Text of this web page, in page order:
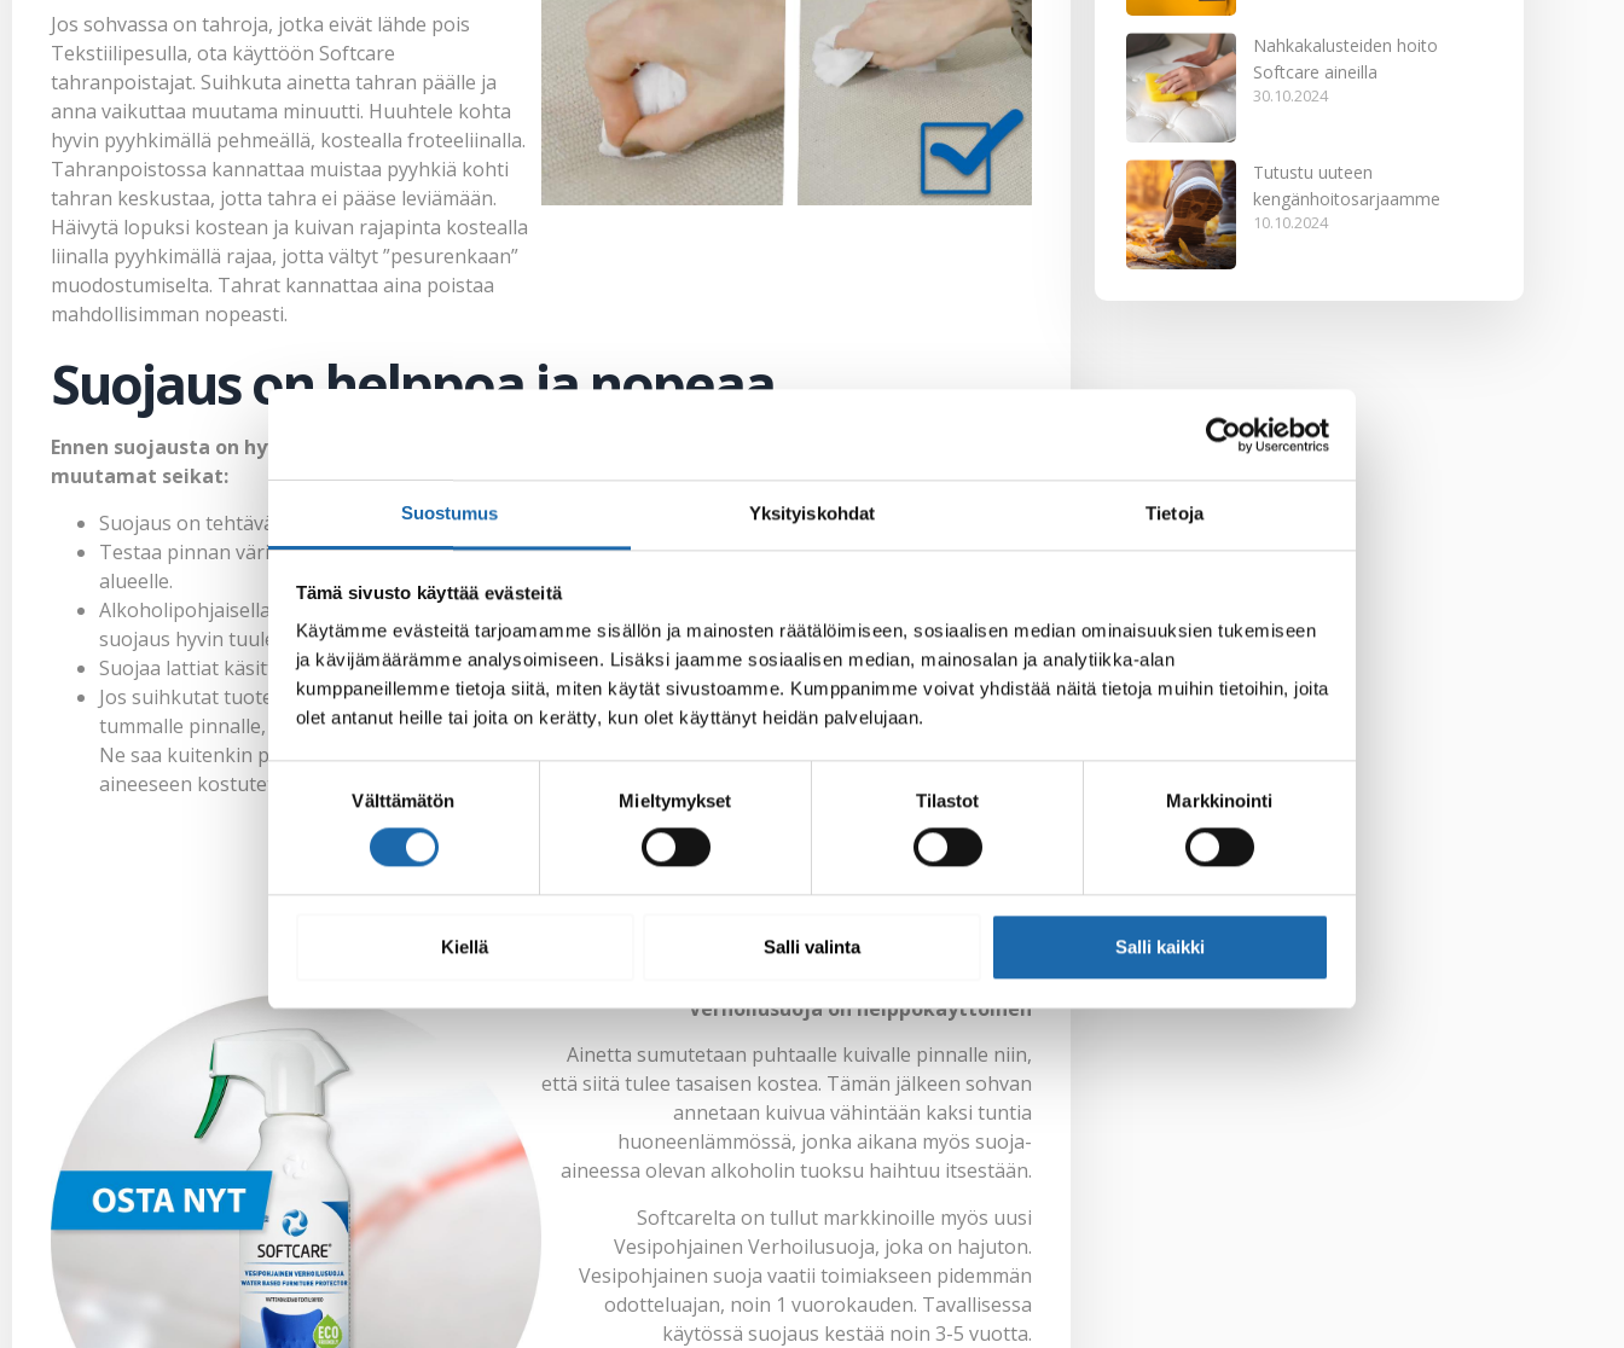
Suostumus Yksityiskohdat Tietoja
Tämä sivusto käyttää evästeitä
Käytämme evästeitä tarjoamamme sisällön ja mainosten räätälöimiseen, sosiaalisen median ominaisuuksien tukemiseen
ja kävijämäärämme analysoimiseen. Lisäksi jaamme sosiaalisen median, mainosalan ja analytiikka-alan
kumppaneillemme tietoja siitä, miten käytät sivustoamme. Kumppanimme voivat yhdistää näitä tietoja muihin tietoihin, joita
olet antanut heille tai joita on kerätty, kun olet käyttänyt heidän palvelujaan.
Välttämätön Mieltymykset Tilastot Markkinointi
Kiellä Salli valinta Salli kaikki
Jos sohvassa on tahroja, jotka eivät lähde pois
Tekstiilipesulla, ota käyttöön Softcare
tahranpoistajat. Suihkuta ainetta tahran päälle ja
anna vaikuttaa muutama minuutti. Huuhtele kohta
hyvin pyyhkimällä pehmeällä, kostealla froteeliinalla.
Tahranpoistossa kannattaa muistaa pyyhkiä kohti
tahran keskustaa, jotta tahra ei pääse leviämään.
Häivytä lopuksi kostean ja kuivan rajapinta kostealla
liinalla pyyhkimällä rajaa, jotta vältyt ”pesurenkaan”
muodostumiselta. Tahrat kannattaa aina poistaa
mahdollisimman nopeasti.
Suojaus on helppoa ja nopeaa
Ennen suojausta on hyvä ottaa huomioon
muutamat seikat:
Suojaus on tehtävä kuivalle pinnalle
Testaa pinnan värinkestävyys piilossa olevalle
alueelle.
Alkoholipohjaisella suojaa käytettäessä tee
suojaus hyvin tuuletetussa tilassa.
Suojaa lattiat käsittelyn ajaksi.
Jos suihkutat tuotetta vahingossa liikaa
tummalle pinnalle, voi siitä jäädä valumajälkiä.
Ne saa kuitenkin pyyhittyä helposti pois suoja-
aineeseen kostutetulla kangaspalalla!
Verhoilusuoja on helppokäyttöinen
Ainetta sumutetaan puhtaalle kuivalle pinnalle niin,
että siitä tulee tasaisen kostea. Tämän jälkeen sohvan
annetaan kuivua vähintään kaksi tuntia
huoneenlämmössä, jonka aikana myös suoja-
aineessa olevan alkoholin tuoksu haihtuu itsestään.
Softcarelta on tullut markkinoille myös uusi
Vesipohjainen Verhoilusuoja, joka on hajuton.
Vesipohjainen suoja vaatii toimiakseen pidemmän
odotteluajan, noin 1 vuorokauden. Tavallisessa
käytössä suojaus kestää noin 3-5 vuotta.
Nahkakalusteiden hoito
Softcare aineilla
30.10.2024
Tutustu uuteen
kengänhoitosarjaamme
10.10.2024